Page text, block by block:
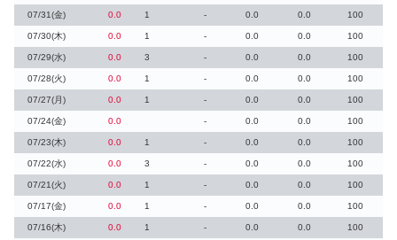
07/31(金) 0.0 1 - 0.0 0.0 100
07/30(木) 0.0 1 - 0.0 0.0 100
07/29(水) 0.0 3 - 0.0 0.0 100
07/28(火) 0.0 1 - 0.0 0.0 100
07/27(月) 0.0 1 - 0.0 0.0 100
07/24(金) 0.0 - 0.0 0.0 100
07/23(木) 0.0 1 - 0.0 0.0 100
07/22(水) 0.0 3 - 0.0 0.0 100
07/21(火) 0.0 1 - 0.0 0.0 100
07/17(金) 0.0 1 - 0.0 0.0 100
07/16(木) 0.0 1 - 0.0 0.0 100